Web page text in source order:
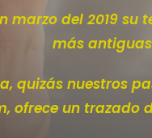
del 2019
más
quizás nuestros
ofrece un